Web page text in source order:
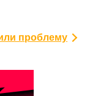
проблему